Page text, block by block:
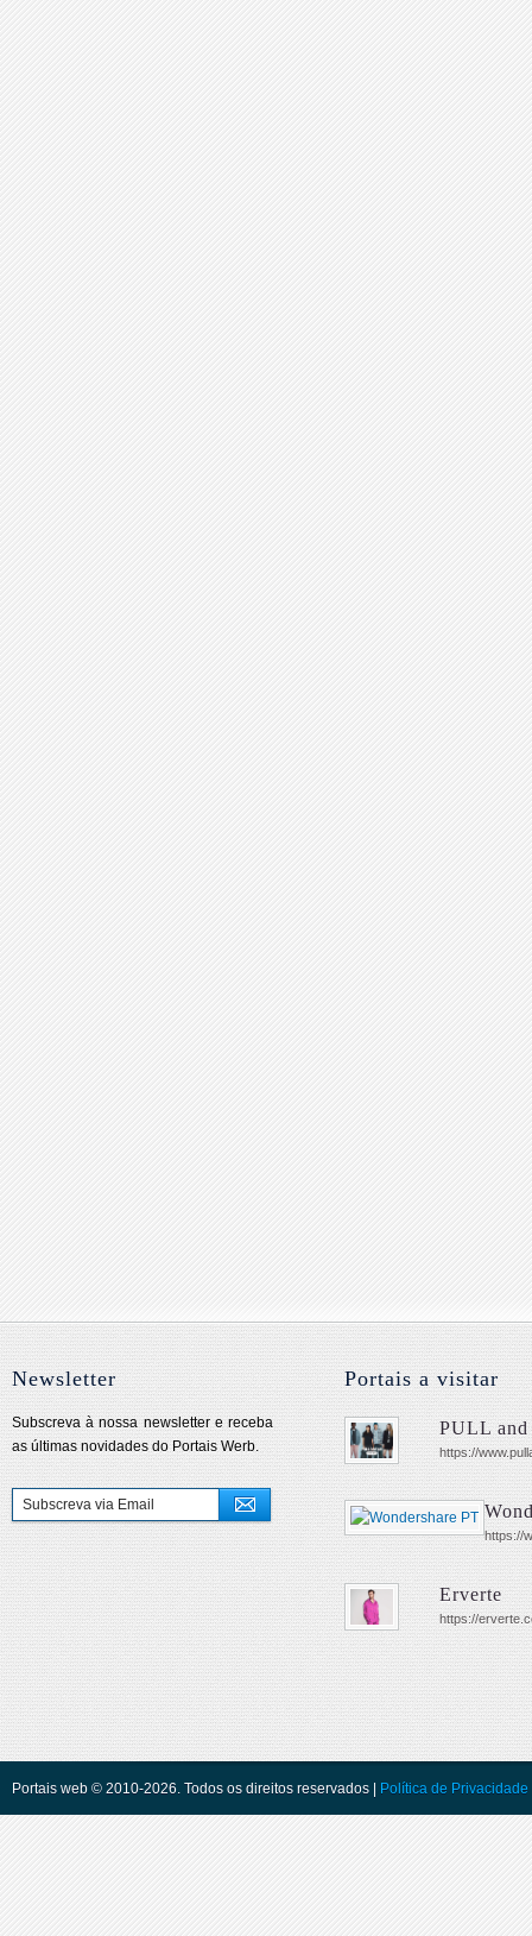
Newsletter
Subscreva à nossa newsletter e receba
as últimas novidades do Portais Werb.
Portais a visitar
PULL
https://
https://
Erverte
https://
Portais web © 2010-2026. Todos os direitos reservados | Política de Privacidade